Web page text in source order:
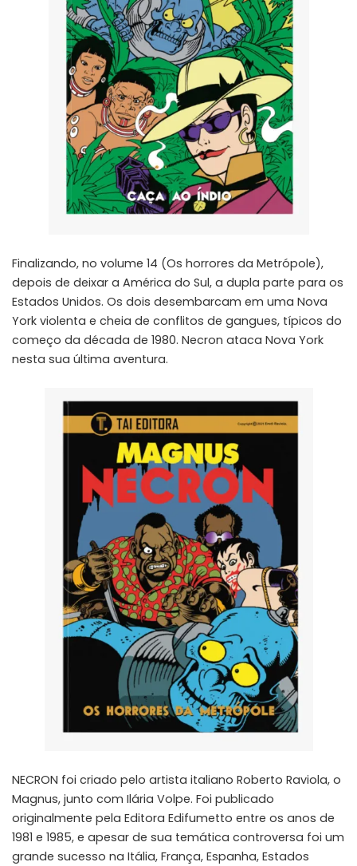
Finalizando, no volume 14 (Os horrores da Metrópole),
depois de deixar a América do Sul, a dupla parte para os
Estados Unidos. Os dois desembarcam em uma Nova
York violenta e cheia de conflitos de gangues, típicos do
começo da década de 1980. Necron ataca Nova York
nesta sua última aventura.
NECRON foi criado pelo artista italiano Roberto Raviola, o
Magnus, junto com Ilária Volpe. Foi publicado
originalmente pela Editora Edifumetto entre os anos de
1981 e 1985, e apesar de sua temática controversa foi um
grande sucesso na Itália, França, Espanha, Estados